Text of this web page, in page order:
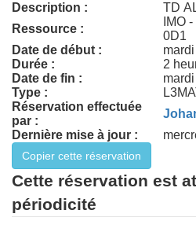
Description :
TD
Ressource :
IMO
0D1
Date de début :
Durée :
2
Date de fin :
Type :
Réservation effectuée
par :
Dernière mise à jour :
Cette réservation est
périodicité